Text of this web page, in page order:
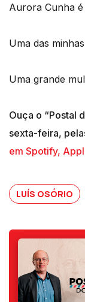
Aurora Cunha
Uma das
Uma grande
Ouça o “Postal
sexta-feira,
em Spotify,
LUÍS OSÓRIO